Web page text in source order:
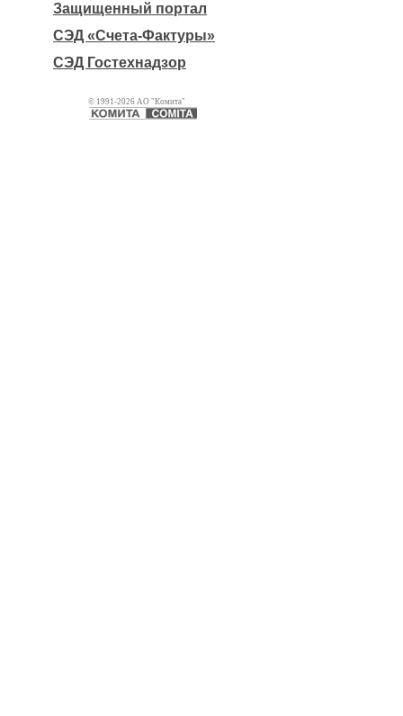
Защищенный портал
СЭД «Счета-Фактуры»
СЭД Гостехнадзор
© 1991-2026 АО "Комита"